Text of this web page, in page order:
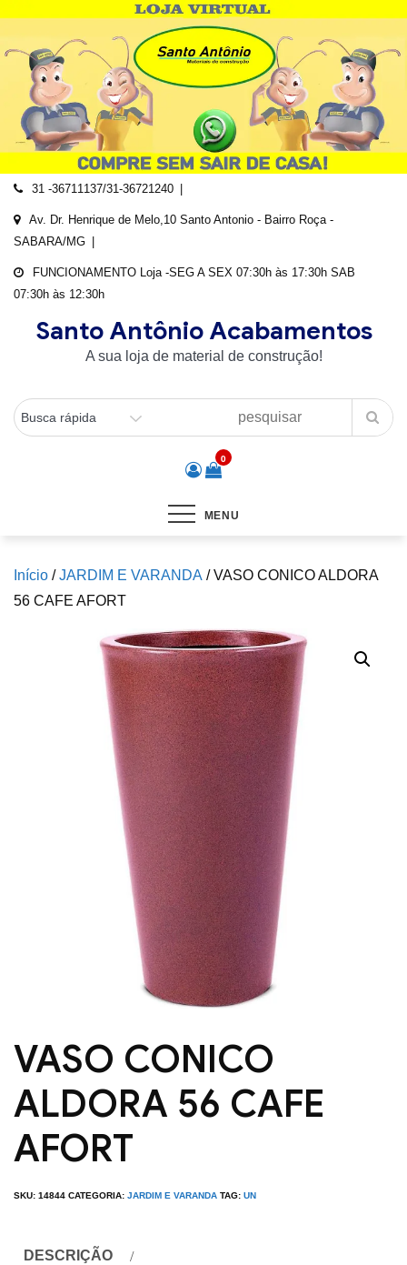
content
31 -36711137/31-36721240
Av. Dr. Henrique de Melo,10 Santo Antonio - Bairro Roça -
SABARA/MG
FUNCIONAMENTO Loja -SEG A SEX 07:30h às 17:30h SAB
07:30h às 12:30h
Santo Antônio Acabamentos
A sua loja de material de construção!
0
MENU
Início /JARDIM E VARANDA / VASO CONICO ALDORA
56 CAFE AFORT
VASO CONICO
ALDORA 56 CAFE
AFORT
SKU: 14844 CATEGORIA: JARDIM E VARANDA TAG: UN
DESCRIÇÃO